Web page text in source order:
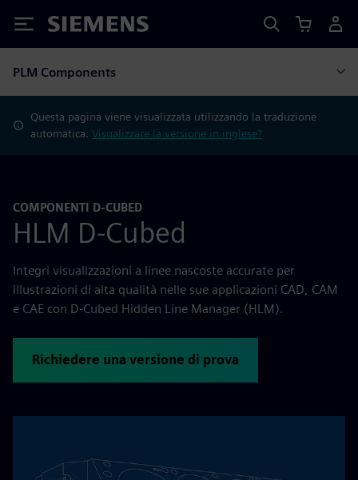
Siemens
PLM Components
Questa pagina viene visualizzata utilizzando la traduzione
automatica.Visualizzare la versione in inglese?
COMPONENTI D-CUBED
HLM D-Cubed
Integri visualizzazioni a linee nascoste accurate per
illustrazioni di alta qualità nelle sue applicazioni CAD, CAM
e CAE con D-Cubed Hidden Line Manager (HLM).
Richiedere una versione di prova